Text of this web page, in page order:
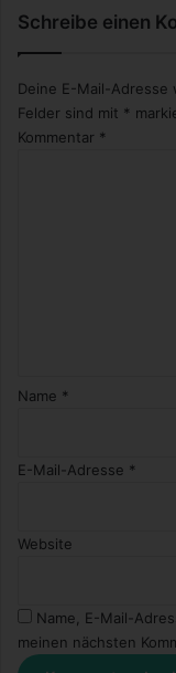
Schreibe einen
Deine E-Mail-
Felder sind mit *
Kommentar *
Name *
E-Mail-Adresse *
Website
Name, E-Mail-
meinen nächsten